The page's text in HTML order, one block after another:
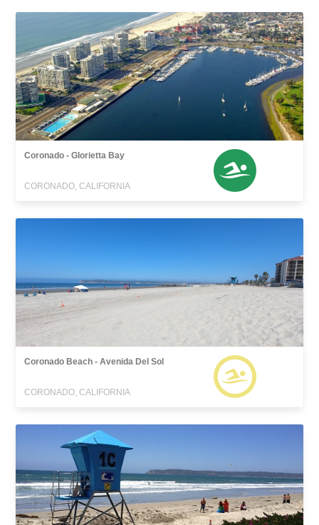
Coronado - Glorietta Bay
CORONADO, CALIFORNIA
Coronado Beach - Avenida Del Sol
CORONADO, CALIFORNIA